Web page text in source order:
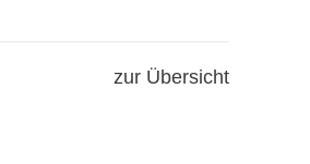
zur Übersicht